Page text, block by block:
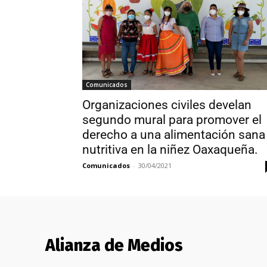
Comunicados
Organizaciones civiles develan
segundo mural para promover el
derecho a una alimentación
nutritiva en la niñez Oaxaqueña.
Comunicados - 30/04/2021
Alianza de Medios